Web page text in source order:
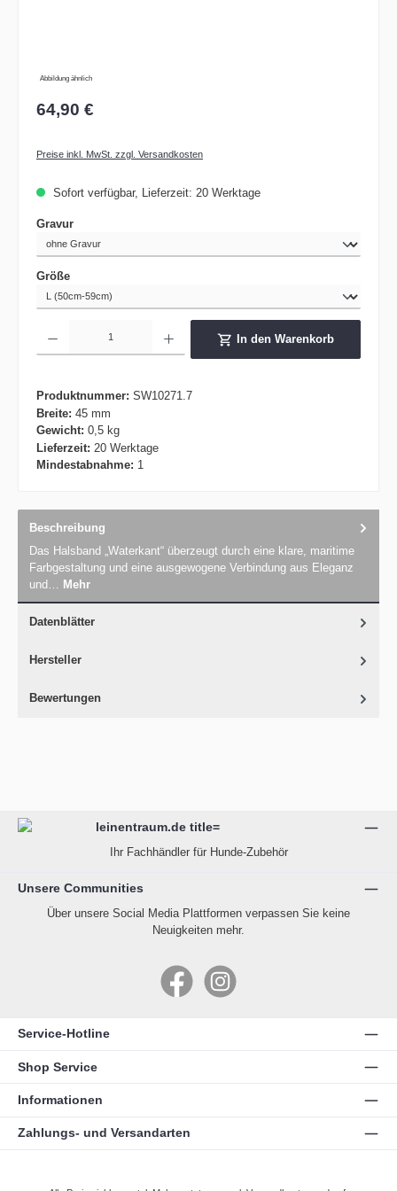
Abbildung ähnlich
64,90 €
Preise inkl. MwSt. zzgl. Versandkosten
Sofort verfügbar, Lieferzeit: 20 Werktage
Gravurauswählen
Größeauswählen
In den Warenkorb
Produktnummer: SW10271.7
Breite: 45 mm
Gewicht: 0,5 kg
Lieferzeit: 20 Werktage
Mindestabnahme: 1
Beschreibung
Das Halsband „Waterkant“ überzeugt durch eine klare, maritime
Farbgestaltung und eine ausgewogene Verbindung aus Eleganz
und… Mehr
Datenblätter
Hersteller
Bewertungen
Ihr Fachhändler für Hunde-Zubehör
Unsere Communities
Über unsere Social Media Plattformen verpassen Sie keine
Neuigkeiten mehr.
FacebookInstagram
Service-Hotline
Shop Service
Informationen
Zahlungs- und Versandarten